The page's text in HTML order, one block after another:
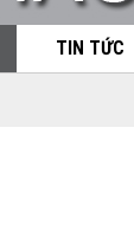
TIN TỨC